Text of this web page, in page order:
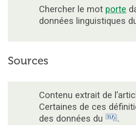
Chercher le mot porte
données linguistiques
Sources
Contenu extrait de
Certaines de ces
des données du
.